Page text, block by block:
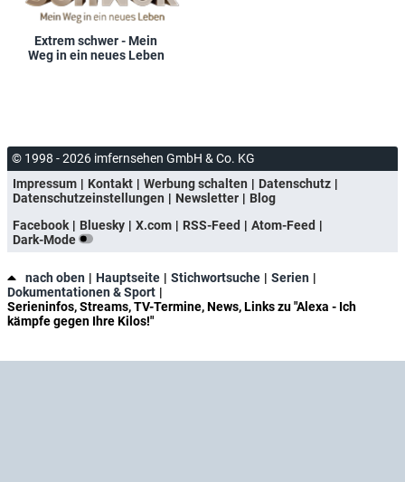
Extrem schwer - Mein
Weg in ein neues Leben
© 1998 - 2026 imfernsehen GmbH & Co. KG
Impressum
Kontakt Werbung schalten
Datenschutz
Datenschutzeinstellungen
Newsletter
Blog
Facebook
Bluesky X.com RSS-Feed
Atom-Feed
Dark-Mode
nach oben Hauptseite Stichwortsuche
Serien
Dokumentationen & Sport
Serieninfos, Streams, TV-Termine, News, Links zu "Alexa - Ich
kämpfe gegen Ihre Kilos!"